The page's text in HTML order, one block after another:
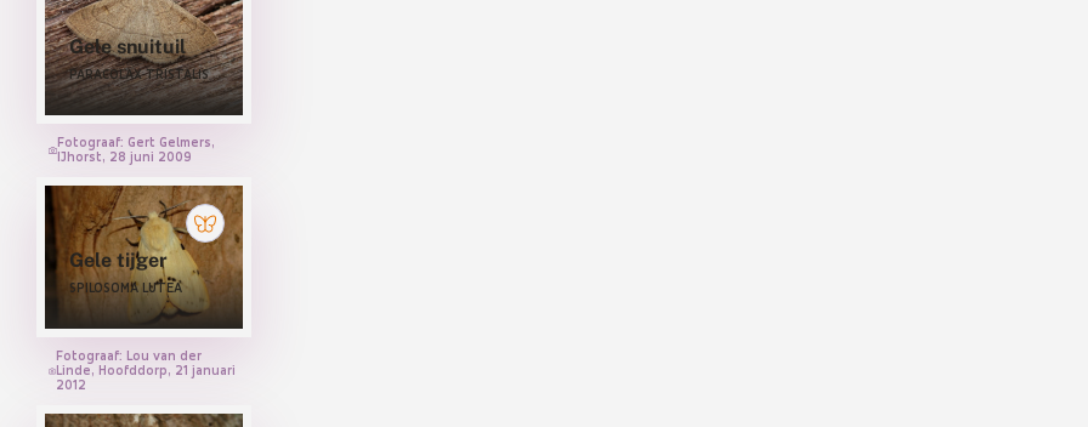
Gele snuituil
PARACOLAX TRISTALIS
Fotograaf: Gert Gelmers,
IJhorst, 28 juni 2009
Gele tijger
SPILOSOMA LUTEA
Fotograaf: Lou van der
Linde, Hoofddorp, 21 januari
2012